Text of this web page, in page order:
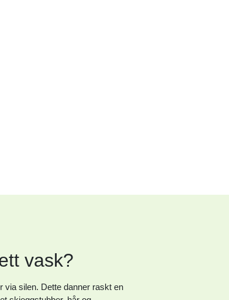
vask?
via silen. Dette danner raskt en